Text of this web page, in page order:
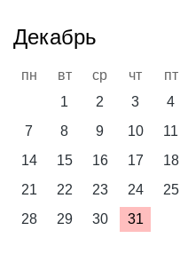
Декабрь
пн вт ср чт пт
1
2 3 4
7
8 9 10 11
14
15 16 17 18
21
22 23 24 25
28
29 30 31